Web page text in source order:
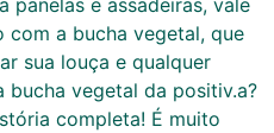
com a bucha vegetal, que
sua louça e qualquer
vegetal da positiv.a?
completa! É muito